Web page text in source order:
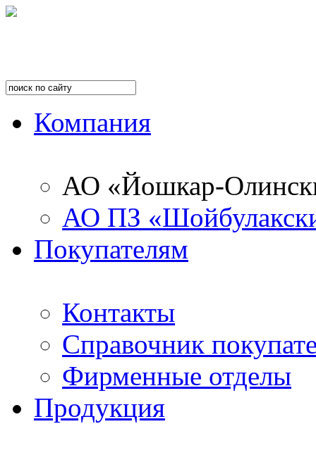
Компания
АО «Йошкар-
АО ПЗ
Покупателям
Контакты
Справочник
Фирменные отделы
Продукция